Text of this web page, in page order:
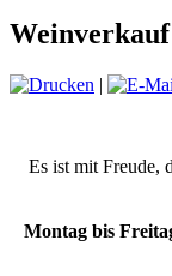
Weinverkauf
|
Es ist mit Freude,
Montag bis